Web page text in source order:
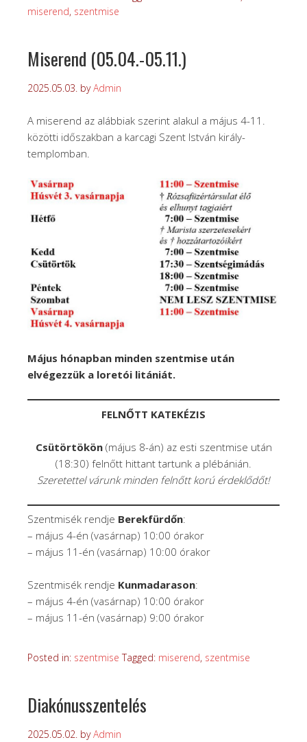
miserend, szentmise
Miserend (05.04.-05.11.)
2025.05.03. byAdmin
A miserend az alábbiak szerint alakul a május 4-11.
közötti időszakban a karcagi Szent István király-
templomban.
Május hónapban minden szentmise után
elvégezzük a loretói litániát.
FELNŐTT KATEKÉZIS
Csütörtökön(május 8-án) az esti szentmise után
(18:30) felnőtt hittant tartunk a plébánián.
Szeretettel várunk minden felnőtt korú érdeklődőt!
Szentmisék rendje Berekfürdőn:
– május 4-én (vasárnap) 10:00 órakor
– május 11-én (vasárnap) 10:00 órakor
Szentmisék rendje Kunmadarason:
– május 4-én (vasárnap) 10:00 órakor
– május 11-én (vasárnap) 9:00 órakor
Posted in: szentmise Tagged: miserend, szentmise
Diakónusszentelés
2025.05.02. byAdmin